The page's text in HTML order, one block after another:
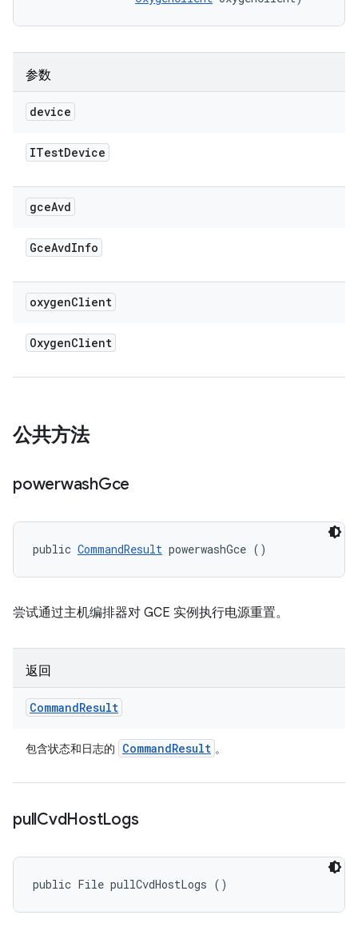
参数
device
ITestDevice
gceAvd
GceAvdInfo
oxygenClient
OxygenClient
公共方法
powerwashGce
public CommandResult powerwashGce ()
尝试通过主机编排器对 GCE 实例执行电源重置。
返回
CommandResult
包含状态和日志的 CommandResult 。
pullCvdHostLogs
public File pullCvdHostLogs ()